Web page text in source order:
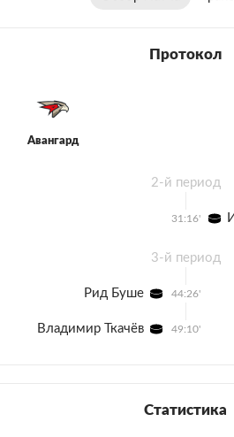
Протокол
Авангард
2-й период
31:16'
3-й период
Рид Буше 44:26'
Владимир Ткачёв 49:10'
Статистика